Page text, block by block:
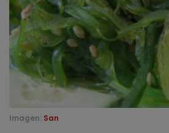
Imagen: San